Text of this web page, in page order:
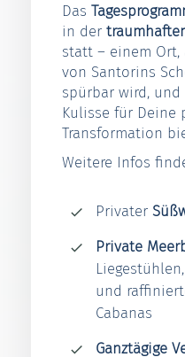
Das
in der
statt – einem Ort,
von Santorins
spürbar wird,
Kulisse für Deine
Transformation
Weitere Infos
Privater
Private
und
Cabanas
Ganztägige